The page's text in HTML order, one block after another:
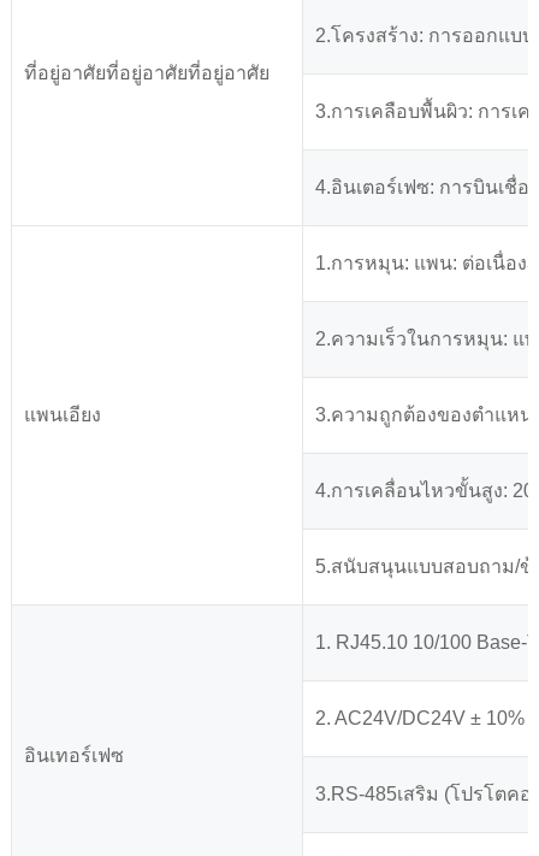
ที่อยู่อาศัยที่อยู่อาศัยที่อยู่อาศัย
2.โครงสร้าง: การออกแบ
3.การเคลือบพื้นผิว: การเ
4.อินเตอร์เฟซ: การบินเชื่
แพนเอียง
1.การหมุน: แพน: ต่อเนื่อง
2.ความเร็วในการหมุน: แพ
3.ความถูกต้องของตำแหน่ง
4.การเคลื่อนไหวขั้นสูง:
5.สนับสนุนแบบสอบถาม/
อินเทอร์เฟซ
1. RJ45.10 10/100 Base-
2. AC24V/DC24V ± 10%
3.RS-485เสริม (โปรโตคอ